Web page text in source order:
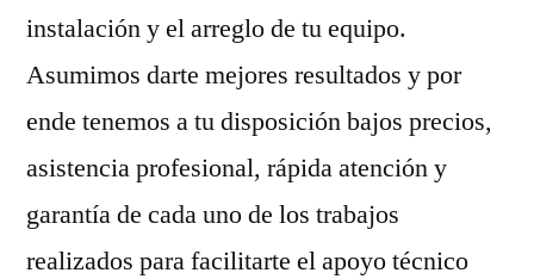
instalación y el arreglo de tu equipo.
Asumimos darte mejores resultados y por
ende tenemos a tu disposición bajos precios,
asistencia profesional, rápida atención y
garantía de cada uno de los trabajos
realizados para facilitarte el apoyo técnico